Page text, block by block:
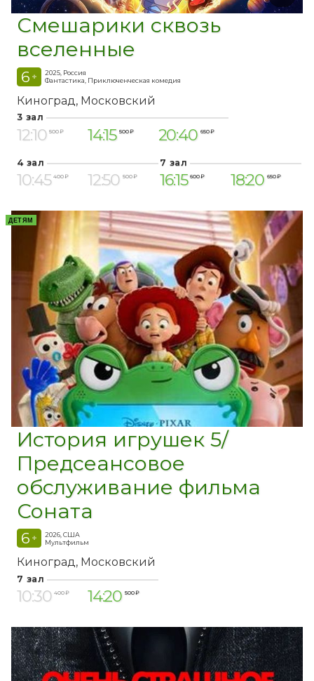
Смешарики сквозь
вселенные
6 +
2025, Россия
Фантастика, Приключенческая комедия
Киноград Московский
3 зал
12:10 500 ₽ 14:15 500 ₽ 20:40 650 ₽
4 зал
10:45 400 ₽ 12:50 500 ₽
7 зал
16:15 600 ₽ 18:20 650 ₽
ДЕТЯМ
История игрушек 5/
Предсеансовое
обслуживание фильма
Соната
6 +
2026, США
Мультфильм
Киноград Московский
7 зал
10:30 400 ₽ 14:20 500 ₽